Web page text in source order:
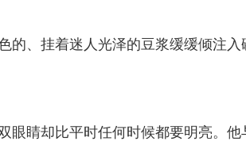
的、挂着迷人光泽的豆浆缓缓倾注
眼睛却比平时任何时候都要明亮。